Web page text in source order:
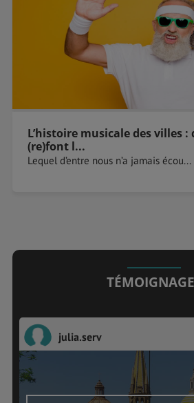
L’histoire musicale des villes :
(re)font l...
Lequel d’entre nous n’a jamais écou...
julia.serv